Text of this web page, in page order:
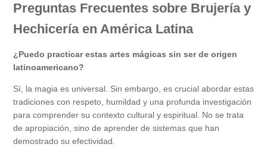
Preguntas Frecuentes sobre Brujería y
Hechicería en América Latina
¿Puedo practicar estas artes mágicas sin ser de origen
latinoamericano?
Sí, la magia es universal. Sin embargo, es crucial abordar estas
tradiciones con respeto, humildad y una profunda investigación
para comprender su contexto cultural y espiritual. No se trata
de apropiación, sino de aprender de sistemas que han
demostrado su efectividad.